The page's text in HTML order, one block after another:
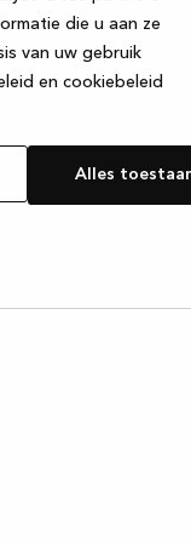
die u aan ze
van uw gebruik
en cookiebeleid
Alles
(see the